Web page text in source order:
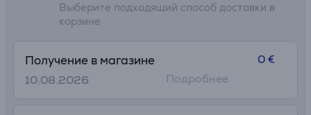
Выберите подходящий способ доставки в
корзине
Получение в магазине
10.08.2026
0 €
Подробнее